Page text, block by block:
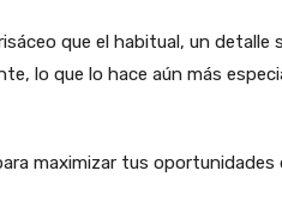
que el habitual, un
lo que lo hace aún más
maximizar tus oportunidades